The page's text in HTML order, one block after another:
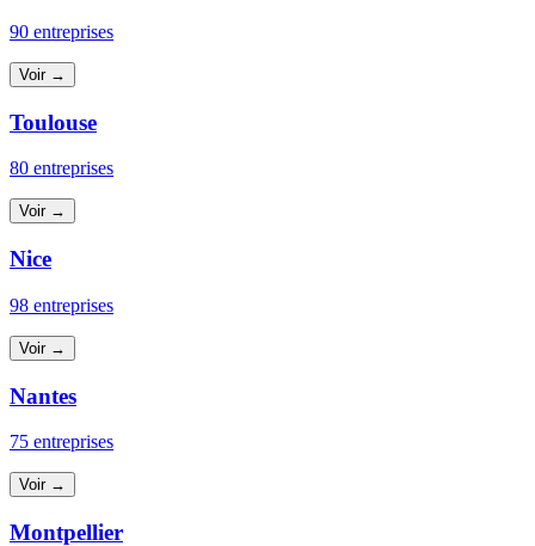
90 entreprises
Voir →
Toulouse
80 entreprises
Voir →
Nice
98 entreprises
Voir →
Nantes
75 entreprises
Voir →
Montpellier